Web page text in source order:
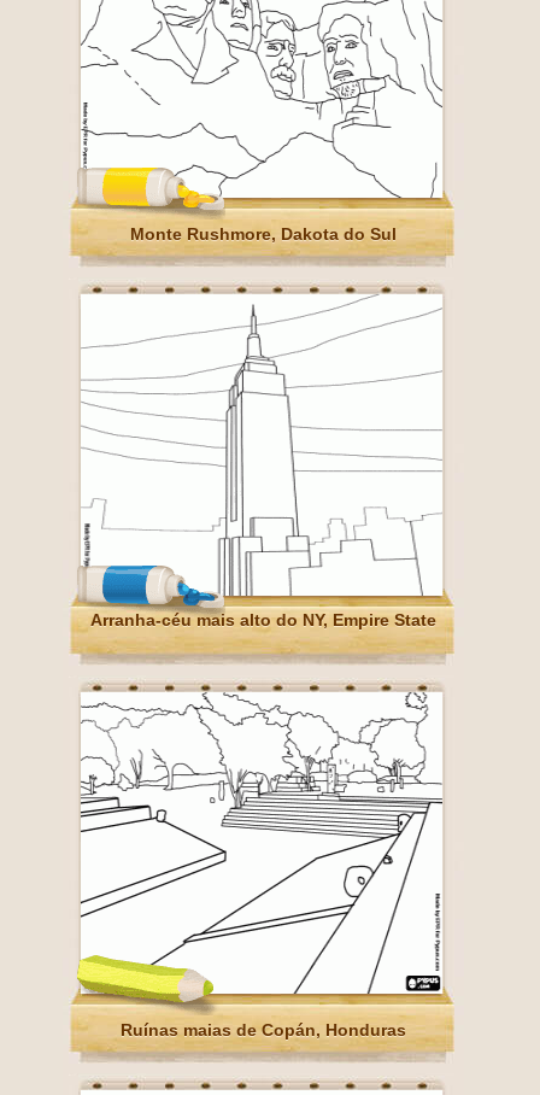
Monte Rushmore, Dakota do Sul
Arranha-céu mais alto do NY, Empire State
Ruínas maias de Copán, Honduras